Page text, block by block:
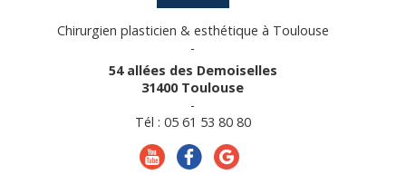
Chirurgien plasticien & esthétique à Toulouse
-
54 allées des Demoiselles
31400 Toulouse
-
Tél : 05 61 53 80 80